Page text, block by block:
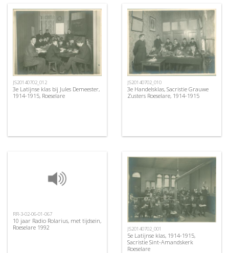
JS20140702_012
3e Latijnse klas bij Jules Demeester,
1914-1915, Roeselare
JS20140702_010
3e Handelsklas, Sacristie Grauwe
Zusters Roeselare, 1914-1915
RR-3-02-06-01-067
10 jaar Radio Rolarius, met tijdsein,
Roeselare 1992
JS20140702_001
5e Latijnse klas, 1914-1915,
Sacristie Sint-Amandskerk
Roeselare